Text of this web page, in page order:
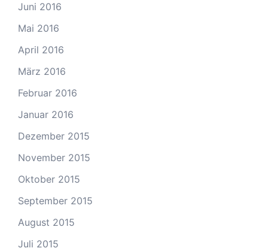
Juni 2016
Mai 2016
April 2016
März 2016
Februar 2016
Januar 2016
Dezember 2015
November 2015
Oktober 2015
September 2015
August 2015
Juli 2015